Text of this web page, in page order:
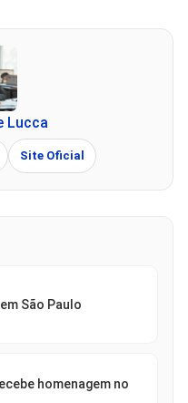
Lucca
Site Oficial
São Paulo
homenagem no